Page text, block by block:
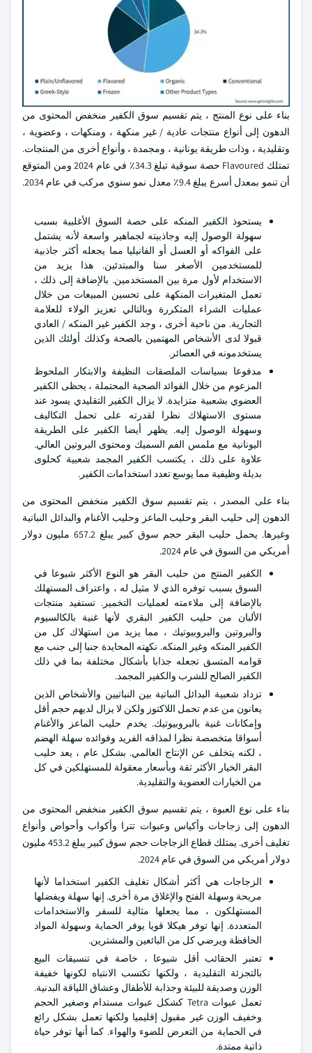
بناء على نوع المنتج ، يتم تقسيم سوق الكفير منخفض المحتوى من
الدهون إلى أنواع منتجات عادية / غير منكهة ، ومنكهات ، وعضوية ،
وتقليدية ، وذات طريقة يونانية ، ومجمدة ، وأنواع أخرى من المنتجات.
تمتلك Flavoured حصة سوقية تبلغ 34.3٪ في عام 2024 ومن المتوقع
أن تنمو بمعدل أسرع يبلغ 9.4٪ معدل نمو سنوي مركب في عام 2034.
يستحوذ الكفير المنكه على حصة السوق الأغلبية بسبب
سهولة الوصول إليه وجاذبيته لجماهير واسعة لأنه يشتمل
على الفواكه أو العسل أو الفانيليا مما يجعله أكثر جاذبية
للمستخدمين الأصغر سنا والمبتدئين. هذا يزيد من
الاستخدام لأول مرة بين المستخدمين. بالإضافة إلى ذلك ،
تعمل المتغيرات المنكهة على تحسين المبيعات من خلال
عمليات الشراء المتكررة وبالتالي تعزيز الولاء للعلامة
التجارية. من ناحية أخرى ، وجد الكفير غير المنكه / العادي
قبولا لدى الأشخاص المهتمين بالصحة وكذلك أولئك الذين
يستخدمونه في العصائر.
مدفوعا بسياسات الملصقات النظيفة والابتكار الملحوظ
المزعوم من خلال الفوائد الصحية المحتملة ، يحظى الكفير
العضوي بشعبية متزايدة. لا يزال الكفير التقليدي يسود عند
مستوى الاستهلاك نظرا لقدرته على تحمل التكاليف
وسهولة الوصول إليه. يظهر أيضا الكفير على الطريقة
اليونانية مع ملمس الفم السميك ومحتوى البروتين العالي.
علاوة على ذلك ، يكتسب الكفير المجمد شعبية كحلوى
بديلة وظيفية مما يوسع تعدد استخدامات الكفير.
بناء على المصدر ، يتم تقسيم سوق الكفير منخفض المحتوى من
الدهون إلى حليب البقر وحليب الماعز وحليب الأغنام والبدائل النباتية
وغيرها. يحمل حليب البقر حجم سوق كبير يبلغ 657.2 مليون دولار
أمريكي من السوق في عام 2024.
الكفير المنتج من حليب البقر هو النوع الأكثر شيوعا في
السوق بسبب توفره الذي لا مثيل له ، واعتراف المستهلك
بالإضافة إلى ملاءمته لعمليات التخمير. تستفيد منتجات
الألبان من حليب الكفير البقري لأنها غنية بالكالسيوم
والبروتين والبروبيوتيك ، مما يزيد من استهلاك كل من
الكفير المنكه وغير المنكه. نكهته المحايدة جنبا إلى جنب مع
قوامه المتسق تجعله جذابا بأشكال مختلفة بما في ذلك
الكفير الصالح للشرب والكفير المجمد.
تزداد شعبية البدائل النباتية بين النباتيين والأشخاص الذين
يعانون من عدم تحمل اللاكتوز ولكن لا يزال لديهم حجم أقل
وإمكانات غنية بالبروبيوتيك. يخدم حليب الماعز والأغنام
أسواقا متخصصة نظرا لمذاقه الفريد وفوائده سهلة الهضم
، لكنه يتخلف عن الإنتاج العالمي. بشكل عام ، يعد حليب
البقر الخيار الأكثر ثقة وبأسعار معقولة للمستهلكين في كل
من الخيارات العضوية والتقليدية.
بناء على نوع العبوة ، يتم تقسيم سوق الكفير منخفض المحتوى من
الدهون إلى زجاجات وأكياس وعبوات تترا وأكواب وأحواض وأنواع
تغليف أخرى. يمتلك قطاع الزجاجات حجم سوق كبير يبلغ 453.2 مليون
دولار أمريكي من السوق في عام 2024.
الزجاجات هي أكثر أشكال تغليف الكفير استخداما لأنها
مريحة وسهلة الفتح والإغلاق مرة أخرى. إنها سهلة ويفضلها
المستهلكون ، مما يجعلها مثالية للسفر والاستخدامات
المتعددة. إنها توفر هيكلا قويا يوفر الحماية وسهولة المواد
الحافظة ويرضي كل من البائعين والمشترين.
تعتبر الحقائب أقل شيوعا ، خاصة في تنسيقات البيع
بالتجزئة التقليدية ، ولكنها تكتسب الانتباه لكونها خفيفة
الوزن وصديقة للبيئة وجذابة للأطفال وعشاق اللياقة البدنية.
تعمل عبوات Tetra كشكل عبوات مستدام وصغير الحجم
وخفيف الوزن غير مقبول إقليميا ولكنها تعمل بشكل رائع
في الحماية من التعرض للضوء والهواء. كما أنها توفر حياة
ذاتية ممتدة.